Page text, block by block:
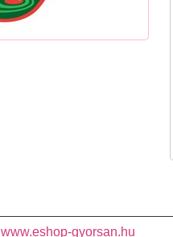
www.eshop-gyorsan.hu